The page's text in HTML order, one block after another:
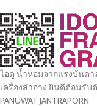
ไอดู น้ำหอมจากแรงบันด
เครื่องสำอาง ยินดีต้อนรั
PANUWAT JANTRAPORN